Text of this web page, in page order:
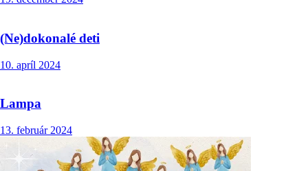
(Ne)dokonalé deti
10. apríl 2024
Lampa
13. február 2024